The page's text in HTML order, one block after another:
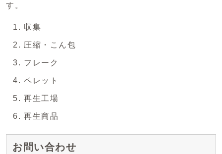
す。
収集
圧縮・こん包
フレーク
ペレット
再生工場
再生商品
お問い合わせ